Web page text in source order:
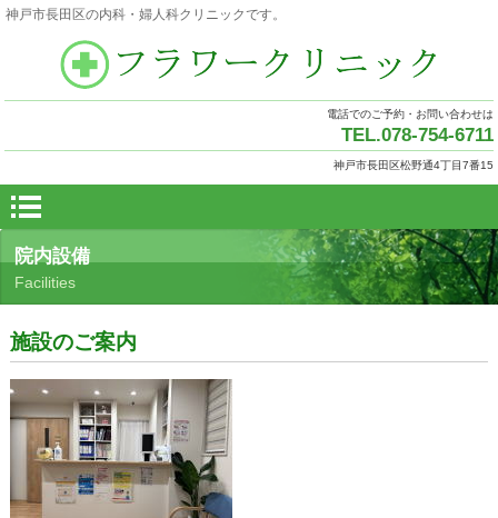
神戸市長田区の内科・婦人科クリニックです。
電話でのご予約・お問い合わせは
TEL.078-754-6711
神戸市長田区松野通4丁目7番15
院内設備
Facilities
施設のご案内